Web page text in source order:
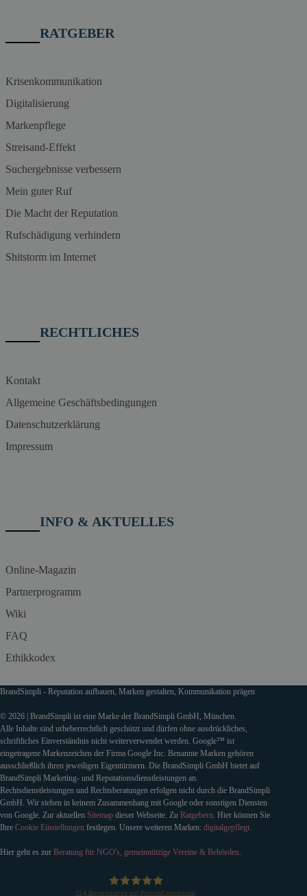
RATGEBER
Krisenkommunikation
Digitalisierung
Markenpflege
Streisand-Effekt
Suchergebnisse verbessern
Mein guter Ruf
Die Macht der Reputation
Rufschädigung verhindern
Shitstorm im Internet
RECHTLICHES
Kontakt
Allgemeine Geschäftsbedingungen
Datenschutzerklärung
Impressum
INFO & AKTUELLES
Online-Magazin
Partnerprogramm
Wiki
FAQ
Ethikkodex
BrandSimpli - Reputation aufbauen, Marken gestalten, Kommunikation prägen
© 2026 | BrandSimpli ist eine Marke der BrandSimpli GmbH, München.
Alle Inhalte sind urheberrechtlich geschützt und dürfen ohne ausdrückliches,
schriftliches Einverständnis nicht weiterverwendet werden. Google™ ist
eingetragene Markenzeichen der Firma Google Inc. Benannte Marken gehören
ausschließlich ihren jeweiligen Eigentürmern. Die BrandSimpli GmbH bietet auf
BrandSimpli Marketing- und Reputationsdienstleistungen an.
Rechtsdienstleistungen und Rechtsberatungen erfolgen nicht durch die BrandSimpli
GmbH. Wir stehen in keinem Zusammenhang mit Google oder sonstigen Diensten
von Google. Zur aktuellen Sitemap dieser Webseite. Zu Ratgebern . Hier können Sie
Ihre Cookie Einstellungen festlegen. Unsere weiteren Marken: digitalgepflegt
Hier geht es zur Beratung für NGO's, gemeinnützige Vereine & Behörden
154 Bewertungen auf ProvenExpert.com